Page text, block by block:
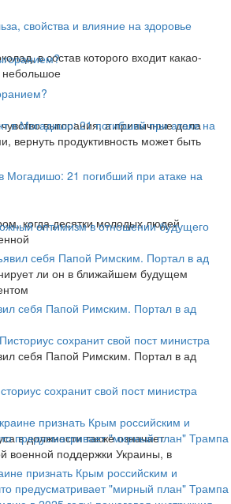
свойства и влияние на здоровье
в состав которого входит какао-
небольшое
выгорания, а привычные дела
вернуть продуктивность может быть
Могадишо: 21 погибший при атаке на
когда десятки молодых людей
оптимизм в отношении будущего
ли он в ближайшем будущем
себя Папой Римским. Портал в ад
себя Папой Римским. Портал в ад
сохранит свой пост министра
в должности также означает
военной поддержки Украины, в
признать Крым российским и
предусматривает "мирный план" Трампа